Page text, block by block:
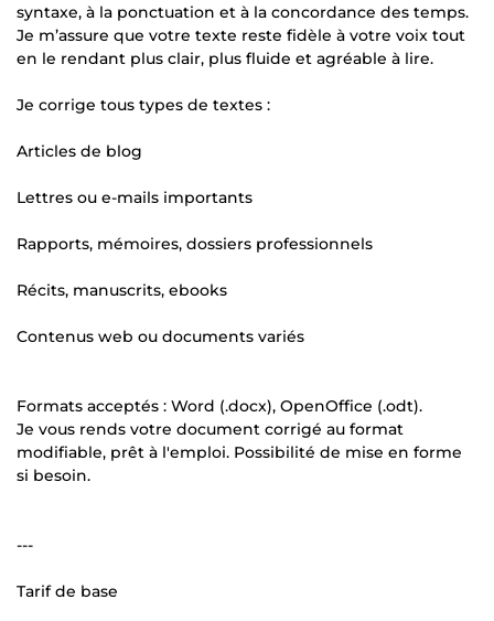
syntaxe, à la ponctuation et à la concordance des temps.
Je m’assure que votre texte reste fidèle à votre voix tout
en le rendant plus clair, plus fluide et agréable à lire.
Je corrige tous types de textes :
Articles de blog
Lettres ou e-mails importants
Rapports, mémoires, dossiers professionnels
Récits, manuscrits, ebooks
Contenus web ou documents variés
Formats acceptés : Word (.docx), OpenOffice (.odt).
Je vous rends votre document corrigé au format
modifiable, prêt à l'emploi. Possibilité de mise en forme
si besoin.
---
Tarif de base